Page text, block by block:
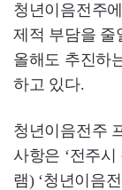
청년이음전주
제적 부담을 줄
올해도 추진하
하고 있다.
청년이음전주
사항은 ‘전주
램) ‘청년이음